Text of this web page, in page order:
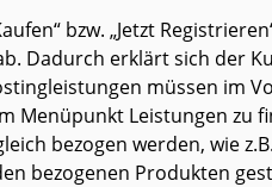
bzw. „Jetzt
Dadurch erklärt sich der
müssen im
Menüpunkt Leistungen zu
bezogen werden, wie
bezogenen Produkten